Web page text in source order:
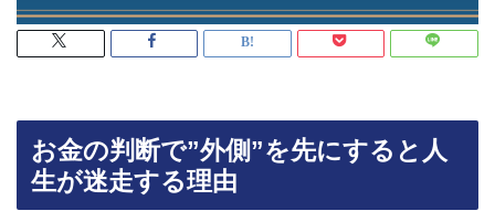
お金の判断で”外側”を先にすると人
生が迷走する理由